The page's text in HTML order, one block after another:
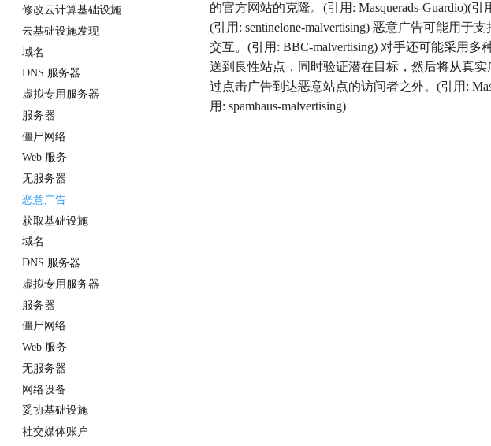
修改云计算基础设施
云基础设施发现
域名
DNS 服务器
虚拟专用服务器
服务器
僵尸网络
Web 服务
无服务器
恶意广告
获取基础设施
域名
DNS 服务器
虚拟专用服务器
服务器
僵尸网络
Web 服务
无服务器
网络设备
妥协基础设施
社交媒体账户
的官方网站的克隆。(引用: Masquerads-Guardio)(
(引用: sentinelone-malvertising) 恶意广告可能用于支
交互。(引用: BBC-malvertising) 对手还可能采用
送到良性站点，同时验证潜在目标，然后将从真
过点击广告到达恶意站点的访问者之外。(引用:
用: spamhaus-malvertising)